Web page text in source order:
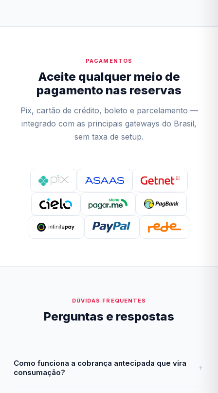
PAGAMENTOS
Aceite qualquer meio de
pagamento nas reservas
Pix, cartão de crédito, boleto e parcelamento —
integrado com as principais gateways do Brasil,
sem taxa de setup.
DÚVIDAS FREQUENTES
Perguntas e respostas
Como funciona a cobrança antecipada que vira
consumação?